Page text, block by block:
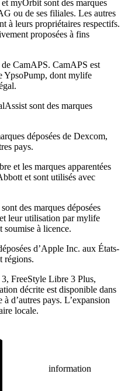
myOrbit sont des marques
ou de ses filiales. Les autres
à leurs propriétaires respectifs.
proposées à fins
CamAPS. CamAPS est
YpsoPump, dont mylife
sont des marques
déposées de Dexcom,
pays.
et les marques apparentées
et sont utilisés avec
des marques déposées
leur utilisation par mylife
soumise à licence.
d’Apple Inc. aux États-
régions.
FreeStyle Libre 3 Plus,
décrite est disponible dans
d’autres pays. L’expansion
locale.
information